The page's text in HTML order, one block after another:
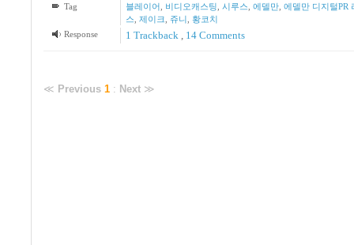
Tag 블레이어 비디오캐스팅 시루스 에델만, 에델만 디지털PR
스 제이크 쥬니 황코치
Response
1 Trackback , 14Comments
≪ Previous 1 : Next ≫